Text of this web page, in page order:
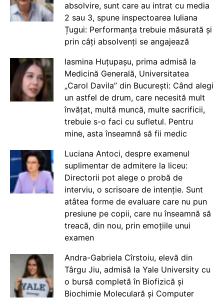
absolvire, sunt care au intrat cu media
2 sau 3, spune inspectoarea Iuliana
Țugui: Performanța trebuie măsurată și
prin câți absolvenți se angajează
Iasmina Huțupașu, prima admisă la
Medicină Generală, Universitatea
„Carol Davila” din București: Când alegi
un astfel de drum, care necesită mult
învățat, multă muncă, multe sacrificii,
trebuie s-o faci cu sufletul. Pentru
mine, asta înseamnă să fii medic
Luciana Antoci, despre examenul
suplimentar de admitere la liceu:
Directorii pot alege o probă de
interviu, o scrisoare de intenție. Sunt
atâtea forme de evaluare care nu pun
presiune pe copii, care nu înseamnă să
treacă, din nou, prin emoțiile unui
examen
Andra-Gabriela Cîrstoiu, elevă din
Târgu Jiu, admisă la Yale University cu
o bursă completă în Biofizică și
Biochimie Moleculară și Computer